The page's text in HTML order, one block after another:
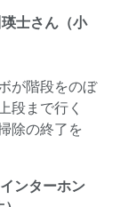
士さん（小
が階段をのぼ
段まで行く
除の終了を
ンターホン